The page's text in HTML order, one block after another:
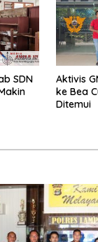
SDN
Aktivis
ke Bea
Ditemui